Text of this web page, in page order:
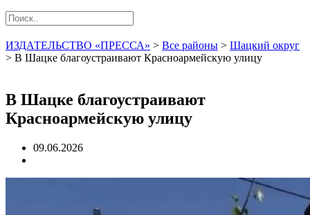
ИЗДАТЕЛЬСТВО «ПРЕССА» > Все районы > Шацкий округ
> В Шацке благоустраивают Красноармейскую улицу
В Шацке благоустраивают
Красноармейскую улицу
09.06.2026